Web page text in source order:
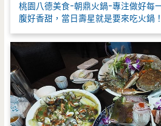
桃園八德美食-朝鼎火鍋-專注做好每
腹好香甜，當日壽星就是要來吃火鍋